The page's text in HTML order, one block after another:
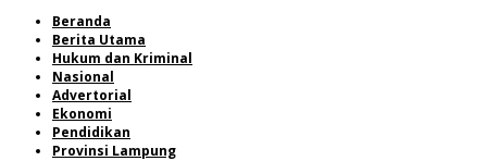
Beranda
Berita Utama
Hukum dan Kriminal
Nasional
Advertorial
Ekonomi
Pendidikan
Provinsi Lampung